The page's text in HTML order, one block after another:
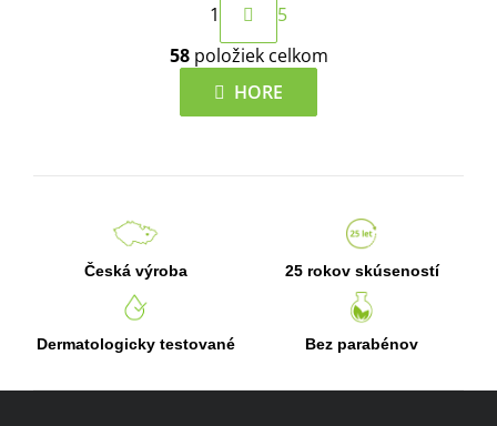
O
v
l
á
a
y
t
r
á
n
v
1
5
58položiek celkom
HORE
Česká výroba 25 rokov skúseností
Dermatologicky testované Bez parabénov